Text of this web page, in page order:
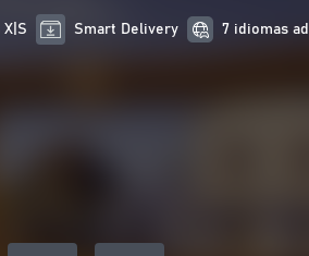
Smart Delivery 7 idiomas